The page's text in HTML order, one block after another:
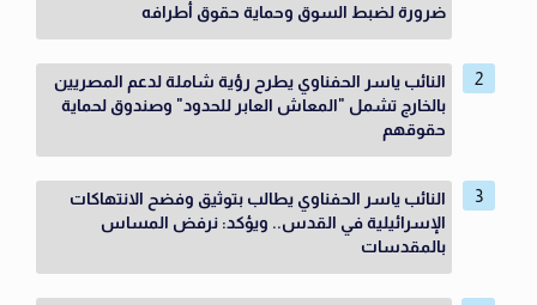
ضرورة لضبط السوق وحماية حقوق أطرافه
النائب ياسر الحفناوي يطرح رؤية شاملة لدعم المصريين
بالخارج تشمل "المعاش العابر للحدود" وصندوق لحماية
حقوقهم
النائب ياسر الحفناوي يطالب بتوثيق وفضح الانتهاكات
الإسرائيلية في القدس.. ويؤكد: نرفض المساس
بالمقدسات